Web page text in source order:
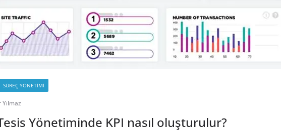
SÜREÇ YÖNETIMI
Yönetiminde KPI nasıl oluşturulur?